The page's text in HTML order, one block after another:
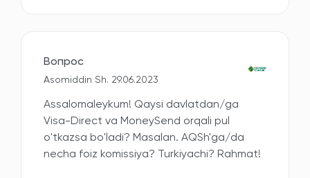
Вопрос
Asomiddin Sh. 29.06.2023
Assalomaleykum! Qaysi davlatdan/ga
Visa-Direct va MoneySend orqali pul
o'tkazsa bo'ladi? Masalan. AQSh'ga/da
necha foiz komissiya? Turkiyachi? Rahmat!